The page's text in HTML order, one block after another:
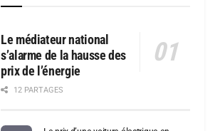
Le médiateur national
s’alarme de la hausse des
prix de l’énergie
12 PARTAGES